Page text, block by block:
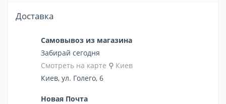
Доставка
Самовывоз из магазина
Забирай сегодня
Смотреть на карте ⚲ Киев
Киев, ул. Голего, 6
Новая Почта